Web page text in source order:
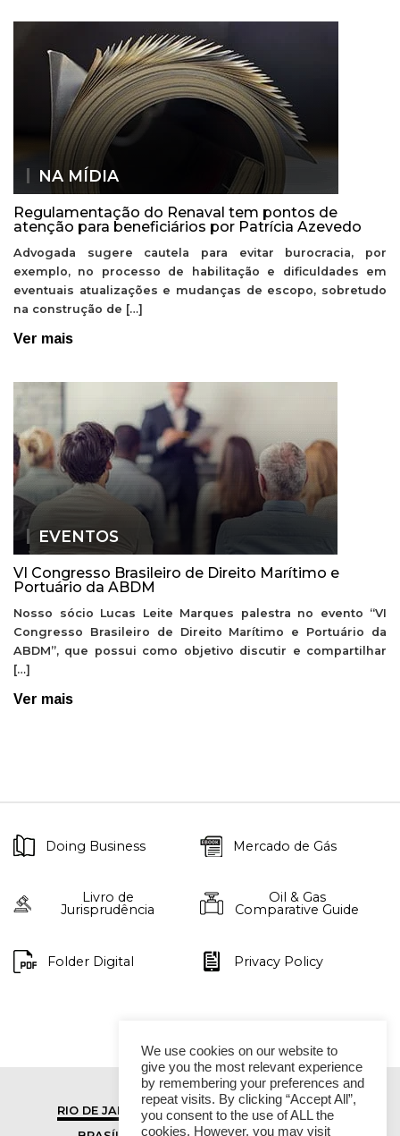
NA MÍDIA
Regulamentação do Renaval tem pontos de
atenção para beneficiários por Patrícia Azevedo
Advogada sugere cautela para evitar burocracia, por
exemplo, no processo de habilitação e dificuldades em
eventuais atualizações e mudanças de escopo, sobretudo
na construção de […]
Ver mais
EVENTOS
VI Congresso Brasileiro de Direito Marítimo e
Portuário da ABDM
Nosso sócio Lucas Leite Marques palestra no evento “VI
Congresso Brasileiro de Direito Marítimo e Portuário da
ABDM”, que possui como objetivo discutir e compartilhar
[…]
Ver mais
Doing Business Mercado de Gás
Livro de
Jurisprudência
Oil & Gas
Comparative Guide
Folder Digital Privacy Policy
RIO DE JANEIRO
SÃO PAULO
We use cookies on our website to
give you the most relevant experience
by remembering your preferences and
repeat visits. By clicking “Accept All”,
you consent to the use of ALL the
cookies. However, you may visit